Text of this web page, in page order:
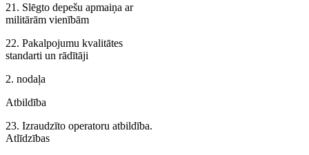
21. Slēgto depešu apmaiņa ar
militārām vienībām
22. Pakalpojumu kvalitātes
standarti un rādītāji
2. nodaļa
Atbildība
23. Izraudzīto operatoru atbildība.
Atlīdzības